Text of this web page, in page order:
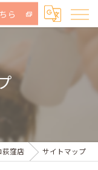
ら
荻窪店 サイトマップ